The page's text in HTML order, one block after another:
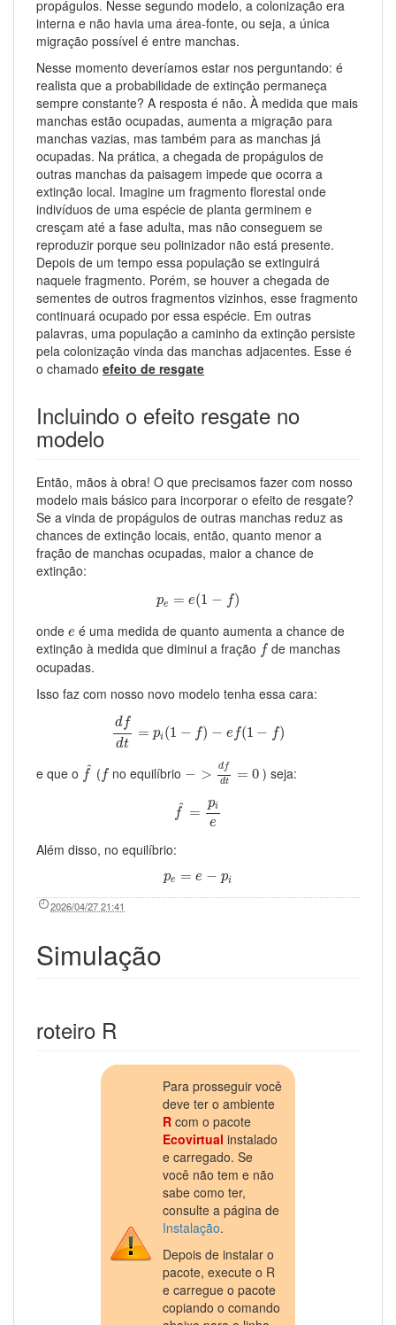
propágulos. Nesse segundo modelo, a colonização era
interna e não havia uma área-fonte, ou seja, a única
migração possível é entre manchas.
Nesse momento deveríamos estar nos perguntando: é
realista que a probabilidade de extinção permaneça
sempre constante? A resposta é não. À medida que mais
manchas estão ocupadas, aumenta a migração para
manchas vazias, mas também para as manchas já
ocupadas. Na prática, a chegada de propágulos de
outras manchas da paisagem impede que ocorra a
extinção local. Imagine um fragmento florestal onde
indivíduos de uma espécie de planta germinem e
cresçam até a fase adulta, mas não conseguem se
reproduzir porque seu polinizador não está presente.
Depois de um tempo essa população se extinguirá
naquele fragmento. Porém, se houver a chegada de
sementes de outros fragmentos vizinhos, esse fragmento
continuará ocupado por essa espécie. Em outras
palavras, uma população a caminho da extinção persiste
pela colonização vinda das manchas adjacentes. Esse é
o chamado efeito de resgate
Incluindo o efeito resgate no
modelo
Então, mãos à obra! O que precisamos fazer com nosso
modelo mais básico para incorporar o efeito de resgate?
Se a vinda de propágulos de outras manchas reduz as
chances de extinção locais, então, quanto menor a
fração de manchas ocupadas, maior a chance de
extinção:
pe = e(1 − f)
=e(1 )
onde e
e é uma medida de quanto aumenta a chance de
extinção à medida que diminui a fração f
fde manchas
ocupadas.
Isso faz com nosso novo modelo tenha essa cara:
df
dt
= pi(1 − f) − e f(1 − f)
e que o ^
f
^ ( f
f no equilíbrio − > df
dt = 0
dt=
) seja:
^
f =
pi
e
f^ ie
Além disso, no equilíbrio:
pe = e − pi
p e=e −p i
2026/04/27 21:41
Simulação
roteiro R
Para prosseguir você
deve ter o ambiente
R com o pacote
Ecovirtual instalado
e carregado. Se
você não tem e não
sabe como ter,
consulte a página de
Instalação.
Depois de instalar o
pacote, execute o R
e carregue o pacote
copiando o comando